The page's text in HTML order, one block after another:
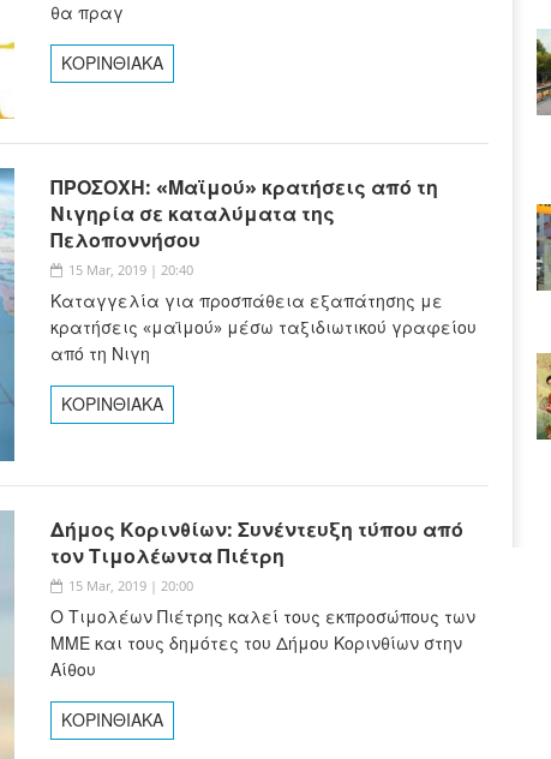
θα πραγ
ΚΟΡΙΝΘΙΑΚΑ
ΠΡΟΣΟΧΗ: «Μαϊμού» κρατήσεις από τη
Νιγηρία σε καταλύματα της
Πελοποννήσου
15 Mar, 2019 | 20:40
Καταγγελία για προσπάθεια εξαπάτησης με
κρατήσεις «μαϊμού» μέσω ταξιδιωτικού γραφείου
από τη Νιγη
ΚΟΡΙΝΘΙΑΚΑ
Δήμος Κορινθίων: Συνέντευξη τύπου από
τον Τιμολέωντα Πιέτρη
15 Mar, 2019 | 20:00
Ο Τιμολέων Πιέτρης καλεί τους εκπροσώπους των
ΜΜΕ και τους δημότες του Δήμου Κορινθίων στην
Αίθου
ΚΟΡΙΝΘΙΑΚΑ